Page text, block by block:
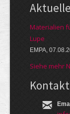
Materialien
Lupe
EMPA,
Siehe mehr
Kontakt